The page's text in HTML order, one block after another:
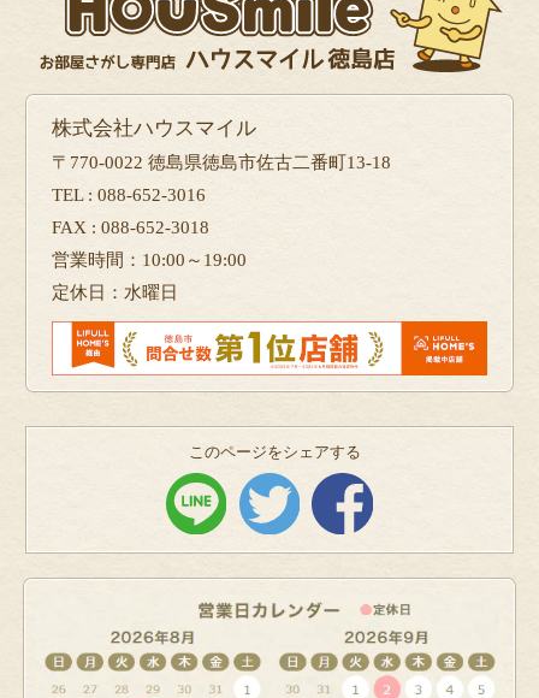
株式会社ハウスマイル
〒770-0022 徳島県徳島市佐古二番町13-18
TEL : 088-652-3016
FAX : 088-652-3018
営業時間：10:00～19:00
定休日：水曜日
このページをシェアする